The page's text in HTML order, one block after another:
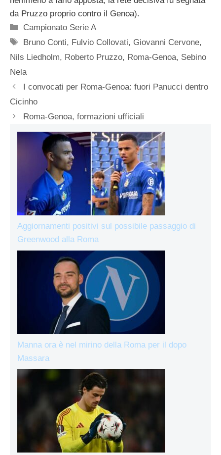
da Pruzzo proprio contro il Genoa).
Categorie
Campionato Serie A
Tag
Bruno Conti, Fulvio Collovati, Giovanni Cervone,
Nils Liedholm, Roberto Pruzzo, Roma-Genoa, Sebino
Nela
I convocati per Roma-Genoa: fuori Panucci dentro
Cicinho
Roma-Genoa, formazioni ufficiali
Aggiornamenti positivi sul possibile passaggio di
Greenwood alla Roma
Manna ora è nel mirino della Roma per il dopo
Massara